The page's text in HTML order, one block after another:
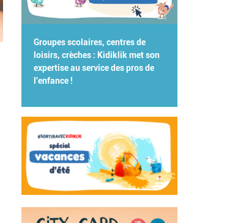
Groupes scolaires, centres de
loisirs, crèches : Kidiklik met son
expertise au service des pros de
l'enfance !